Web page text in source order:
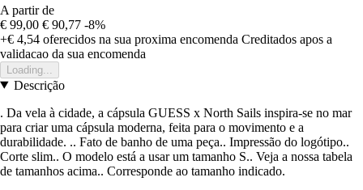
A partir de
€ 99,00 € 90,77 -8%
+€ 4,54 oferecidos na sua proxima encomenda Creditados apos a
validacao da sua encomenda
Loading...
Descrição
. Da vela à cidade, a cápsula GUESS x North Sails inspira-se no mar
para criar uma cápsula moderna, feita para o movimento e a
durabilidade. .. Fato de banho de uma peça.. Impressão do logótipo..
Corte slim.. O modelo está a usar um tamanho S.. Veja a nossa tabela
de tamanhos acima.. Corresponde ao tamanho indicado.